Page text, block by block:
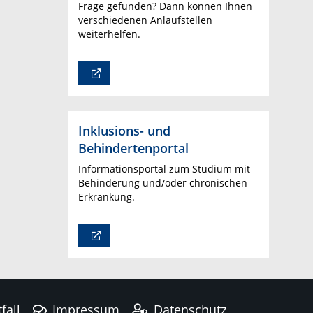
Frage gefunden? Dann können Ihnen
verschiedenen Anlaufstellen
weiterhelfen.
Inklusions- und
Behindertenportal
Informationsportal zum Studium mit
Behinderung und/oder chronischen
Erkrankung.